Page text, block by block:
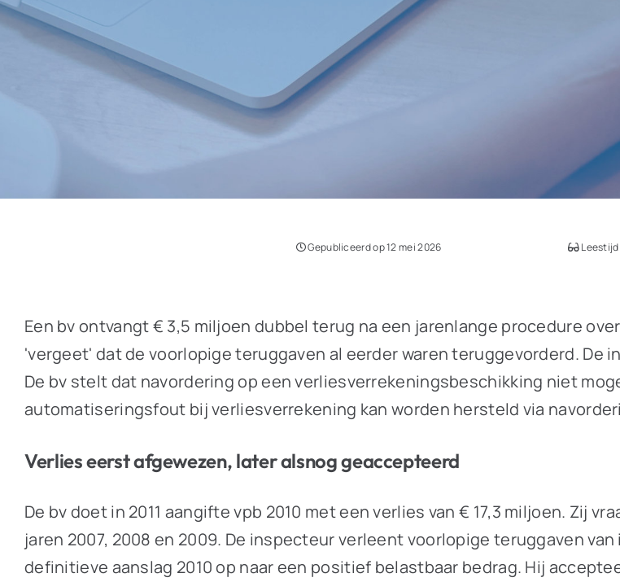
Gepubliceerd op 12 mei 2026
Een bv ontvangt € 3,5 miljoen dubbel terug na een jarenlange procedure
'vergeet' dat de voorlopige teruggaven al eerder waren teruggevorderd.
De bv stelt dat navordering op een verliesverrekeningsbeschikking niet
automatiseringsfout bij verliesverrekening kan worden hersteld via
Verlies eerst afgewezen, later alsnog geaccepteerd
De bv doet in 2011 aangifte vpb 2010 met een verlies van € 17,3 miljoen. Zij
jaren 2007, 2008 en 2009. De inspecteur verleent voorlopige teruggaven
definitieve aanslag 2010 op naar een positief belastbaar bedrag. Hij